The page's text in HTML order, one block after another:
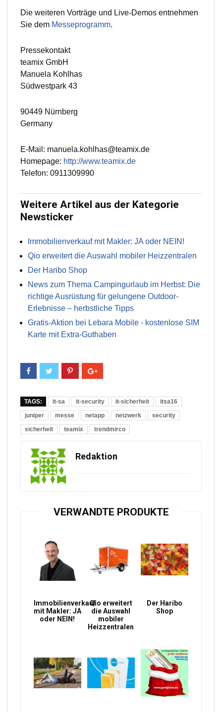
Die weiteren Vorträge und Live-Demos entnehmen
Sie dem Messeprogramm.
Pressekontakt
teamix GmbH
Manuela Kohlhas
Südwestpark 43
90449 Nürnberg
Germany
E-Mail: manuela.kohlhas@teamix.de
Homepage: http://www.teamix.de
Telefon: 0911309990
Weitere Artikel aus der Kategorie
Newsticker
Immobilienverkauf mit Makler: JA oder NEIN!
Qio erweitert die Auswahl mobiler Heizzentralen
Der Haribo Shop
News zum Thema Campingurlaub im Herbst: Die
richtige Ausrüstung für gelungene Outdoor-
Erlebnisse – herbstliche Tipps
Gratis-Aktion bei Lebara Mobile - kostenlose SIM
Karte mit Extra-Guthaben
TAGS: it-sa it-security it-sicherheit
itsa16
juniper
messe netapp netzwerk
security
sicherheit
teamix trendmirco
Redaktion
VERWANDTE PRODUKTE
Immobilienverkauf
mit Makler: JA
oder NEIN!
Qio erweitert
die Auswahl
mobiler
Heizzentralen
Der Haribo
Shop